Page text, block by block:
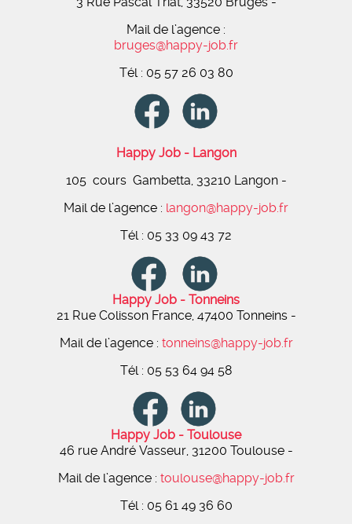
Mail de l’agence :
bruges@happy-job.fr
Tél : 05 57 26 03 80
Happy Job - Langon
105 cours Gambetta, 33210 Langon -
Mail de l’agence : langon@happy-job.fr
Tél : 05 33 09 43 72
Happy Job - Tonneins
21 Rue Colisson France, 47400 Tonneins -
Mail de l’agence : tonneins@happy-job.fr
Tél : 05 53 64 94 58
Happy Job - Toulouse
46 rue André Vasseur, 31200 Toulouse -
Mail de l’agence : toulouse@happy-job.fr
Tél : 05 61 49 36 60